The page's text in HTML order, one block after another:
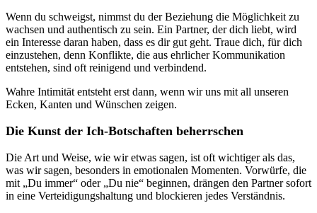
Wenn du schweigst, nimmst du der Beziehung die Möglichkeit zu
wachsen und authentisch zu sein. Ein Partner, der dich liebt, wird
ein Interesse daran haben, dass es dir gut geht. Traue dich, für dich
einzustehen, denn Konflikte, die aus ehrlicher Kommunikation
entstehen, sind oft reinigend und verbindend.
Wahre Intimität entsteht erst dann, wenn wir uns mit all unseren
Ecken, Kanten und Wünschen zeigen.
Die Kunst der Ich-Botschaften beherrschen
Die Art und Weise, wie wir etwas sagen, ist oft wichtiger als das,
was wir sagen, besonders in emotionalen Momenten. Vorwürfe, die
mit „Du immer“ oder „Du nie“ beginnen, drängen den Partner sofort
in eine Verteidigungshaltung und blockieren jedes Verständnis.